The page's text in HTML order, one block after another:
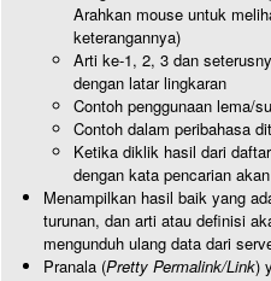
Arahkan mouse untuk
keterangannya)
Arti ke-1, 2, 3 dan
dengan latar lingkaran
Contoh penggunaan lema/
Contoh dalam peribahasa
Ketika diklik hasil dari
dengan kata pencarian
Menampilkan hasil baik yang
turunan, dan arti atau definisi
mengunduh ulang data dari
Pranala (Pretty Permalink/Link)